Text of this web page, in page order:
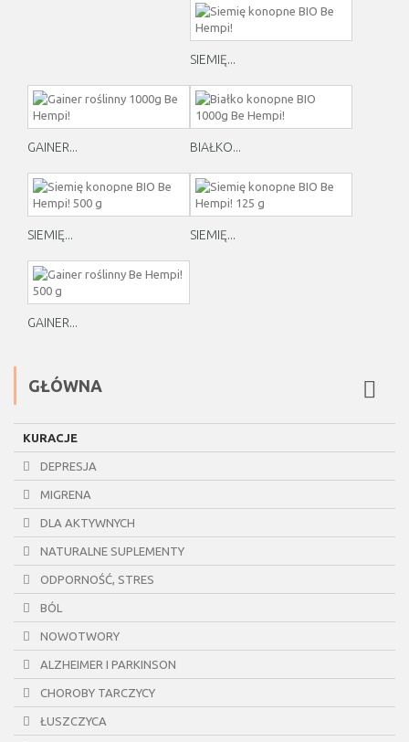
SIEMIĘ...
GAINER... BIAŁKO...
SIEMIĘ... SIEMIĘ...
GAINER...
GŁÓWNA
KURACJE
DEPRESJA
MIGRENA
DLA AKTYWNYCH
NATURALNE SUPLEMENTY
ODPORNOŚĆ, STRES
BÓL
NOWOTWORY
ALZHEIMER I PARKINSON
CHOROBY TARCZYCY
ŁUSZCZYCA